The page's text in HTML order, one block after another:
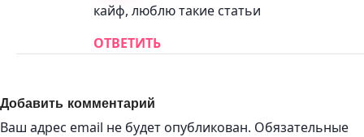
кайф, люблю такие статьи
ОТВЕТИТЬ
Добавить комментарий
Ваш адрес email не будет опубликован. Обязательные